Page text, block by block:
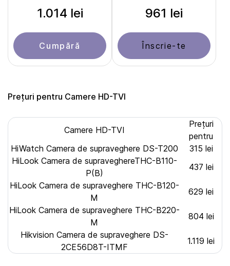
1.014 lei
Cumpără
961 lei
Înscrie-te
Prețuri pentru Camere HD-TVI
Camere HD-TVI
Prețuri
pentru
HiWatch Camera de supraveghere DS-T200
315 lei
HiLook Camera de supraveghereTHC-B110-
P(B)
437 lei
HiLook Camera de supraveghere THC-B120-
M
629 lei
HiLook Camera de supraveghere THC-B220-
M
804 lei
Hikvision Camera de supraveghere DS-
2CE56D8T-ITMF
1.119 lei